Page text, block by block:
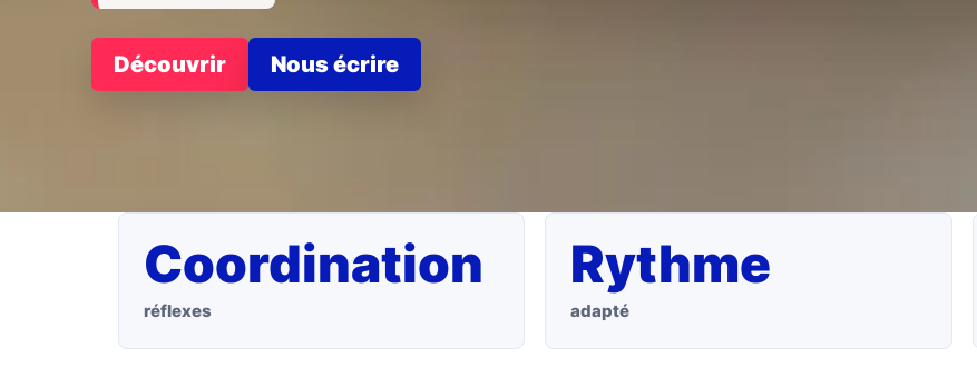
Découvrir Nous écrire
Coordination
réflexes
Rythme
adapté